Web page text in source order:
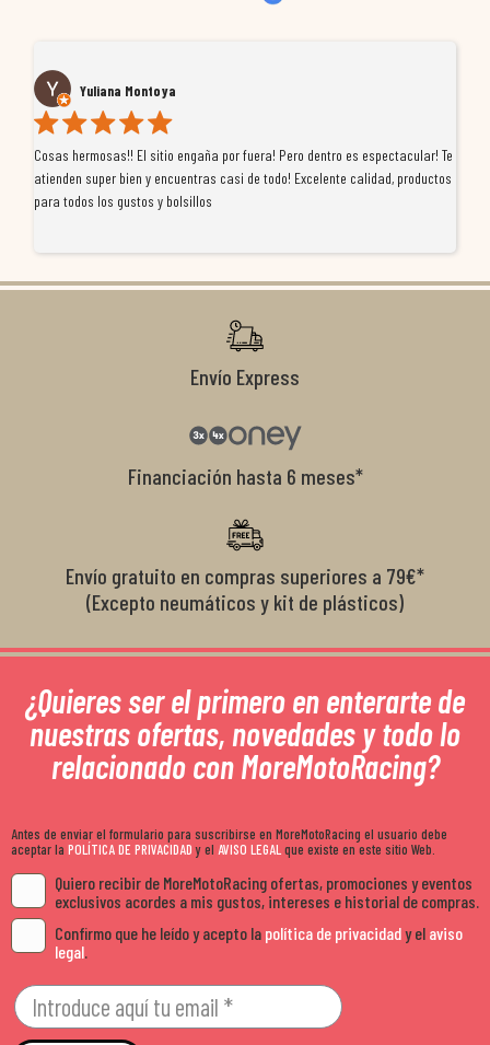
Yuliana Montoya
Cosas hermosas!! El sitio engaña por fuera! Pero dentro es espectacular! Te
atienden super bien y encuentras casi de todo! Excelente calidad, productos
para todos los gustos y bolsillos
Envío Express
Financiación hasta 6 meses*
Envío gratuito en compras superiores a 79€*
(Excepto neumáticos y kit de plásticos)
¿Quieres ser el primero en enterarte de
nuestras ofertas, novedades y todo lo
relacionado con MoreMotoRacing?
Antes de enviar el formulario para suscribirse en MoreMotoRacing el usuario debe
aceptar la POLÍTICA DE PRIVACIDADy el AVISO LEGALque existe en este sitio Web.
Quiero recibir de MoreMotoRacing ofertas, promociones y eventos
exclusivos acordes a mis gustos, intereses e historial de compras.
Confirmo que he leído y acepto la política de privacidady el aviso
legal